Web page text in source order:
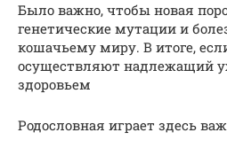
Было важно, чтобы новая
генетические мутации и
кошачьему миру. В итоге,
осуществляют надлежащий
здоровьем
Родословная играет здесь